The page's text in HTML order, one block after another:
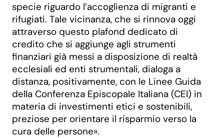
specie riguardo l’accoglienza di migranti e
rifugiati. Tale vicinanza, che si rinnova oggi
attraverso questo plafond dedicato di
credito che si aggiunge agli strumenti
finanziari già messi a disposizione di realtà
ecclesiali ed enti strumentali, dialoga a
distanza, positivamente, con le Linee Guida
della Conferenza Episcopale Italiana (CEI) in
materia di investimenti etici e sostenibili,
preziose per orientare il risparmio verso la
cura delle persone».